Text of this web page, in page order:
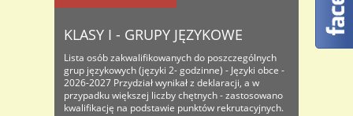
KLASY I - GRUPY JĘZYKOWE
Lista osób zakwalifikowanych do poszczególnych
grup językowych (języki 2- godzinne) - Języki obce -
2026-2027 Przydział wynikał z deklaracji, a w
przypadku większej liczby chętnych - zastosowano
kwalifikację na podstawie punktów rekrutacyjnych.